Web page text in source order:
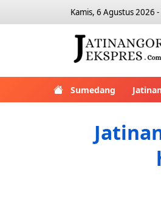
Kamis, 6 Agustus 2026
Sumedang